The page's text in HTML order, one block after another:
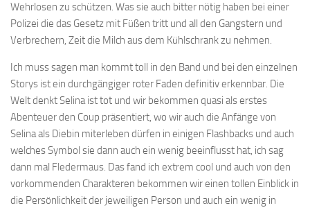
Wehrlosen zu schützen. Was sie auch bitter nötig haben bei einer
Polizei die das Gesetz mit Füßen tritt und all den Gangstern und
Verbrechern, Zeit die Milch aus dem Kühlschrank zu nehmen.
Ich muss sagen man kommt toll in den Band und bei den einzelnen
Storys ist ein durchgängiger roter Faden definitiv erkennbar. Die
Welt denkt Selina ist tot und wir bekommen quasi als erstes
Abenteuer den Coup präsentiert, wo wir auch die Anfänge von
Selina als Diebin miterleben dürfen in einigen Flashbacks und auch
welches Symbol sie dann auch ein wenig beeinflusst hat, ich sag
dann mal Fledermaus. Das fand ich extrem cool und auch von den
vorkommenden Charakteren bekommen wir einen tollen Einblick in
die Persönlichkeit der jeweiligen Person und auch ein wenig in